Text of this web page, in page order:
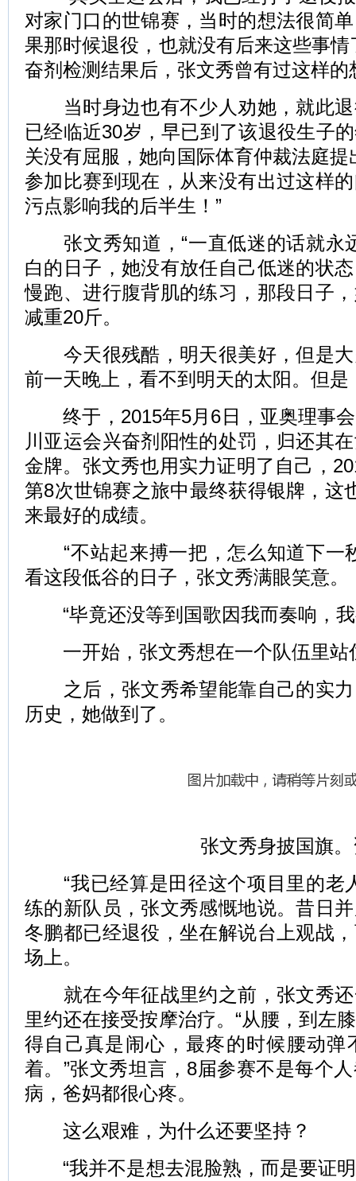
对家门口的世锦赛，当时的想法很简
果那时候退役，也就没有后来这些事
奋剂检测结果后，张文秀曾有过这样的
当时身边也有不少人劝她，就此退
已经临近30岁，早已到了该退役生子
关没有屈服，她向国际体育仲裁法庭提
参加比赛到现在，从来没有出过这样
污点影响我的后半生！”
张文秀知道，“一直低迷的话就永
白的日子，她没有放任自己低迷的状
慢跑、进行腹背肌的练习，那段日子
减重20斤。
今天很残酷，明天很美好，但是大
前一天晚上，看不到明天的太阳。但
终于，2015年5月6日，亚奥理事会
川亚运会兴奋剂阳性的处罚，归还其
金牌。张文秀也用实力证明了自己，
第8次世锦赛之旅中最终获得银牌，这
来最好的成绩。
“不站起来搏一把，怎么知道下一
看这段低谷的日子，张文秀满眼笑意。
“毕竟还没等到国歌因我而奏响，我
一开始，张文秀想在一个队伍里站
之后，张文秀希望能靠自己的实力
历史，她做到了。
张文秀身披国旗。
“我已经算是田径这个项目里的老
练的新队员，张文秀感慨地说。昔日
冬鹏都已经退役，坐在解说台上观战
场上。
就在今年征战里约之前，张文秀还
里约还在接受按摩治疗。“从腰，到左
得自己真是闹心，最疼的时候腰动弹
着。”张文秀坦言，8届参赛不是每个
病，爸妈都很心疼。
这么艰难，为什么还要坚持？
“我并不是想去混脸熟，而是要证明